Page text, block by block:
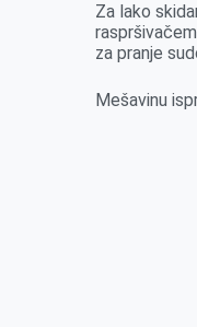
Za lako
za pranje
Mešavinu